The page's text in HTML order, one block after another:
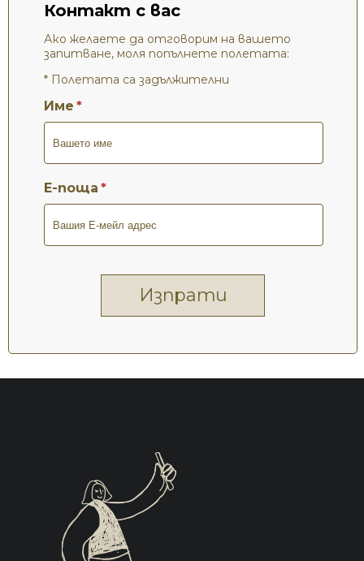
Контакт с вас
Ако желаете да отговорим на вашето
запитване, моля попълнете полетата:
* Полетата са задължителни
Име
Е-поща
Изпрати